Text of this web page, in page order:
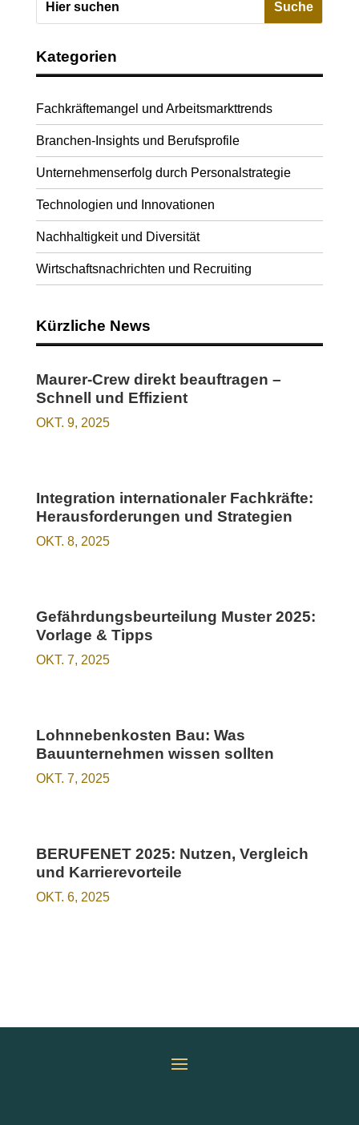
Kategorien
Fachkräftemangel und Arbeitsmarkttrends
Branchen-Insights und Berufsprofile
Unternehmenserfolg durch Personalstrategie
Technologien und Innovationen
Nachhaltigkeit und Diversität
Wirtschaftsnachrichten und Recruiting
Kürzliche News
Maurer-Crew direkt beauftragen –
Schnell und Effizient
OKT. 9, 2025
Integration internationaler Fachkräfte:
Herausforderungen und Strategien
OKT. 8, 2025
Gefährdungsbeurteilung Muster 2025:
Vorlage & Tipps
OKT. 7, 2025
Lohnnebenkosten Bau: Was
Bauunternehmen wissen sollten
OKT. 7, 2025
BERUFENET 2025: Nutzen, Vergleich
und Karrierevorteile
OKT. 6, 2025